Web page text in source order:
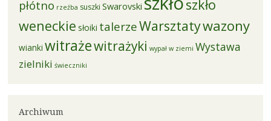
płótno rzeźba suszki Swarovski
szkło
weneckie słoiki talerzeWarsztatywazony
wianki witrażewitrażyki wypał w ziemi Wystawa
zielniki świeczniki
Archiwum